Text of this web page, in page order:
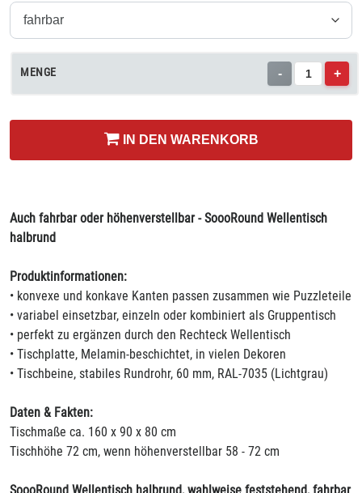
MENGE - +
IN DEN WARENKORB
Auch fahrbar oder höhenverstellbar - SoooRound Wellentisch
halbrund
Produktinformationen:
• konvexe und konkave Kanten passen zusammen wie Puzzleteile
• variabel einsetzbar, einzeln oder kombiniert als Gruppentisch
• perfekt zu ergänzen durch den Rechteck Wellentisch
• Tischplatte, Melamin-beschichtet, in vielen Dekoren
• Tischbeine, stabiles Rundrohr, 60 mm, RAL-7035 (Lichtgrau)
Daten & Fakten:
Tischmaße ca. 160 x 90 x 80 cm
Tischhöhe 72 cm, wenn höhenverstellbar 58 - 72 cm